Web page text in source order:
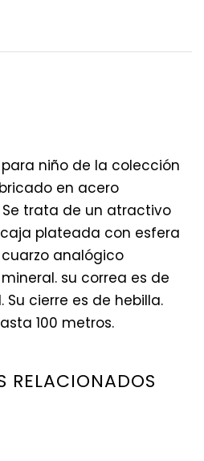
niño de la colección
en acero
Se trata de un atractivo
plateada con esfera
analógico
su correa es de
Su cierre es de hebilla.
100 metros.
RELACIONADOS